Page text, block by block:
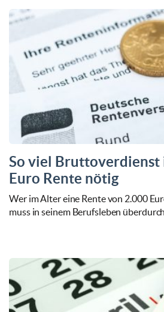
So viel Bruttoverdienst
Euro Rente nötig
Wer im Alter eine Rente von 2.000
muss in seinem Berufsleben